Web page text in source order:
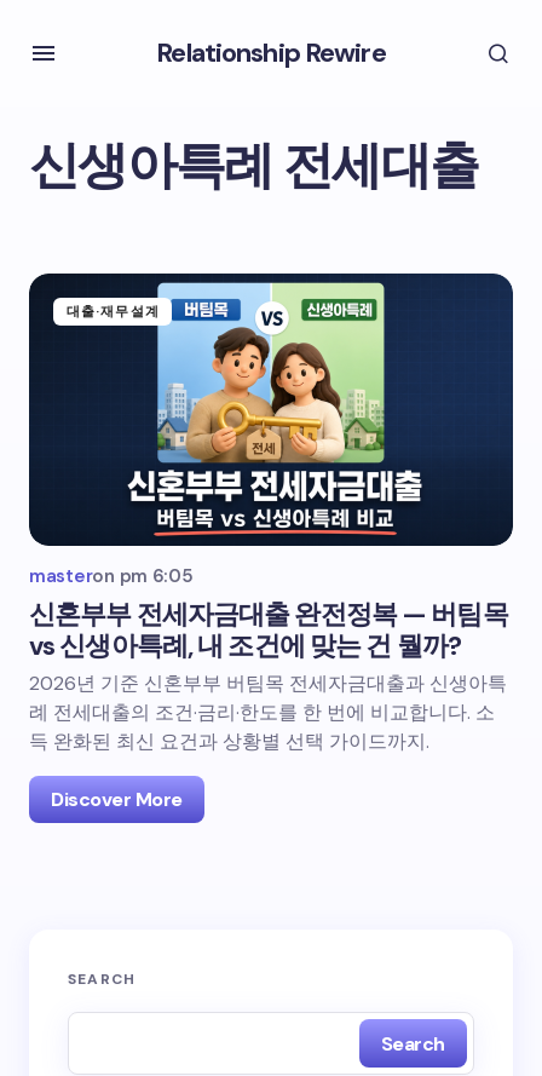
Relationship Rewire
신생아특례 전세대출
대출·재무설계
masteron pm 6:05
신혼부부 전세자금대출 완전정복 — 버팀목
vs 신생아특례, 내 조건에 맞는 건 뭘까?
2026년 기준 신혼부부 버팀목 전세자금대출과 신생아특
례 전세대출의 조건·금리·한도를 한 번에 비교합니다. 소
득 완화된 최신 요건과 상황별 선택 가이드까지.
Discover More
SEARCH
Search